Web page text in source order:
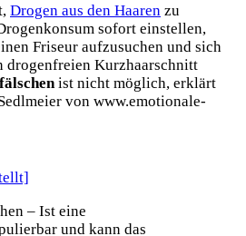
Drogen aus den Haaren zu
sofort einstellen,
Friseur aufzusuchen und sich
drogenfreien Kurzhaarschnitt
ist nicht möglich, erklärt
von www.emotionale-